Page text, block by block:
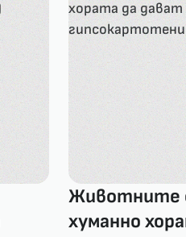
Животните
хуманно